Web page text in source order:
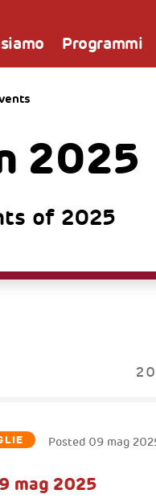
Programmi
2025
of 2025
Posted 09 mag
mag 2025